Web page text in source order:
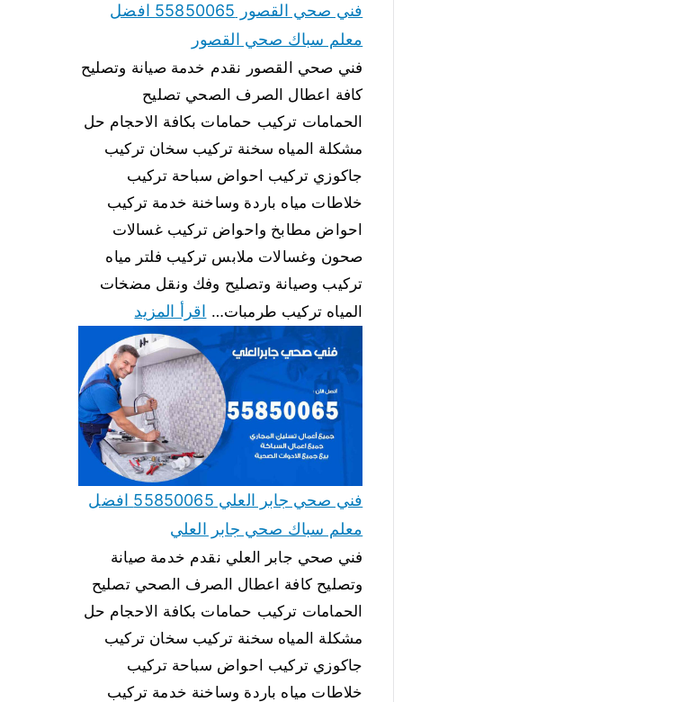
فني صحي القصور 55850065 افضل
معلم سباك صحي القصور
فني صحي القصور نقدم خدمة صيانة وتصليح
كافة اعطال الصرف الصحي تصليح
الحمامات تركيب حمامات بكافة الاحجام حل
مشكلة المياه سخنة تركيب سخان تركيب
جاكوزي تركيب احواض سباحة تركيب
خلاطات مياه باردة وساخنة خدمة تركيب
احواض مطابخ واحواض تركيب غسالات
صحون وغسالات ملابس تركيب فلتر مياه
تركيب وصيانة وتصليح وفك ونقل مضخات
المياه تركيب طرمبات… اقرأ المزيد
فني صحي جابر العلي 55850065 افضل
معلم سباك صحي جابر العلي
فني صحي جابر العلي نقدم خدمة صيانة
وتصليح كافة اعطال الصرف الصحي تصليح
الحمامات تركيب حمامات بكافة الاحجام حل
مشكلة المياه سخنة تركيب سخان تركيب
جاكوزي تركيب احواض سباحة تركيب
خلاطات مياه باردة وساخنة خدمة تركيب